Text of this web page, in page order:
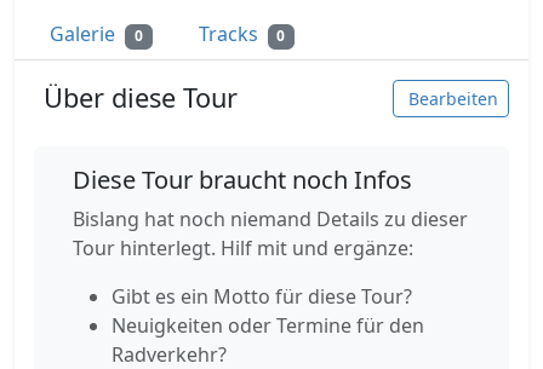
Galerie 0 Tracks 0
Über diese Tour Bearbeiten
Diese Tour braucht noch Infos
Bislang hat noch niemand Details zu dieser
Tour hinterlegt. Hilf mit und ergänze:
Gibt es ein Motto für diese Tour?
Neuigkeiten oder Termine für den
Radverkehr?